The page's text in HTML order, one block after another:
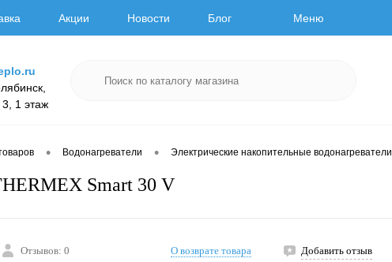
Акции Новости Блог Меню
3, 1 этаж
• Водонагреватели • Электрические накопительные водонагреватели
Smart 30 V
Отзывов: 0 О возврате товара Добавить отзыв